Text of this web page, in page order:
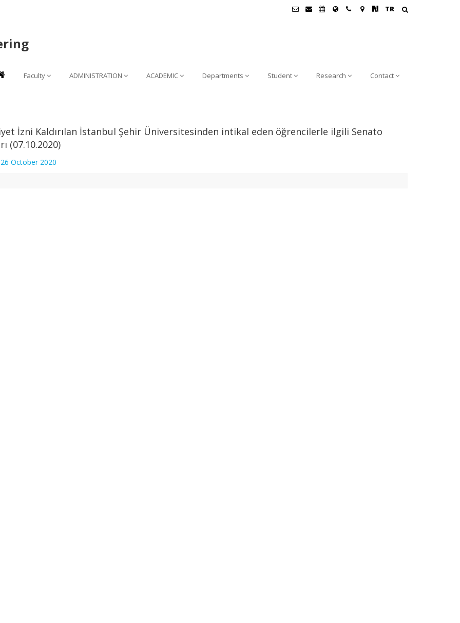
TR
Faculty ADMINISTRATION ACADEMIC Departments Student Research Contact
İzni Kaldırılan İstanbul Şehir Üniversitesinden intikal eden öğrencilerle ilgili Senato
(07.10.2020)
26 October 2020